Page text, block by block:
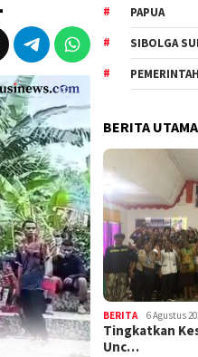
PAPUA
SIBOLGA
BERITA UTAMA
BERITA 6 Agustus
Tingkatkan
Unc…